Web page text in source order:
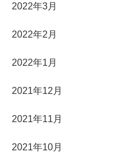
2022年3月
2022年2月
2022年1月
2021年12月
2021年11月
2021年10月